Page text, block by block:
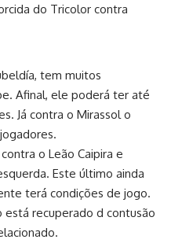
do Tricolor contra
, tem muitos
Afinal, ele poderá ter até
Já contra o Mirassol o
o Leão Caipira e
Este último ainda
terá condições de jogo.
está recuperado d contusão